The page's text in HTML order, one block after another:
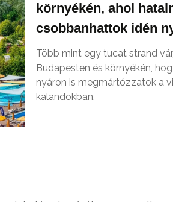
környékén, ahol
csobbanhattok idén
Több mint egy tucat strand
Budapesten és környékén,
nyáron is megmártózzatok a
kalandokban.